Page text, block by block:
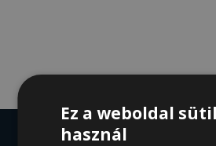
Ez a weboldal
használ